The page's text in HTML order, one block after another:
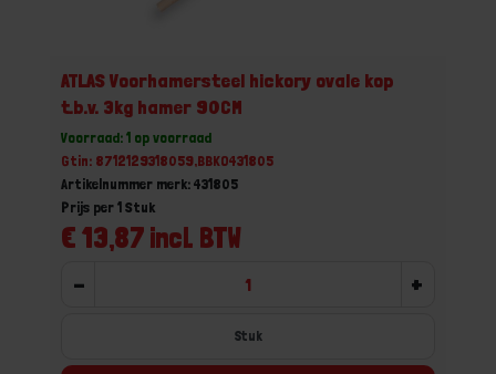
ATLAS Voorhamersteel hickory ovale kop
t.b.v. 3kg hamer 90CM
Voorraad: 1 op voorraad
Gtin: 8712129318059,BBKO431805
Artikelnummer merk: 431805
€ 13,87 incl. BTW
Prijs per 1 Stuk
- +
Stuk